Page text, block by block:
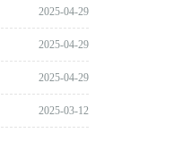
2025-04-29
2025-04-29
2025-04-29
2025-03-12